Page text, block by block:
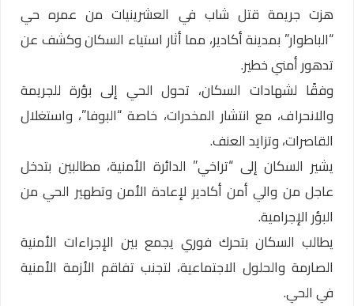
هزت جريمة قتل شاب في العشرينيات من عمره حي
“الباطوار” بمدينة أكادير، مما أثار استياء السكان وكشف عن
تدهور أمني خطير.
وفقًا لشهادات السكان، تحول الحي إلى بؤرة للجريمة
والانحراف، مع انتشار المخدرات، خاصة “البوفا”، واستغلال
القاصرات، وتزايد العنف.
يشير السكان إلى “تراخي” الدائرة الأمنية، مطالبين بتدخل
عاجل من والي أمن أكادير لإعادة الأمن وتطهير الحي من
البؤر الإجرامية.
يطالب السكان بتحرك فوري يجمع بين الإجراءات الأمنية
الصارمة والحلول الاجتماعية، لتجنب تفاقم الأزمة الأمنية
في الحي.